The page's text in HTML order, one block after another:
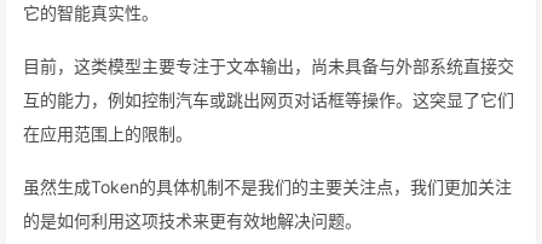
它的智能真实性。
目前，这类模型主要专注于文本输出，尚未具备与外部系统直接交
互的能力，例如控制汽车或跳出网页对话框等操作。这突显了它们
在应用范围上的限制。
虽然生成Token的具体机制不是我们的主要关注点，我们更加关注
的是如何利用这项技术来更有效地解决问题。